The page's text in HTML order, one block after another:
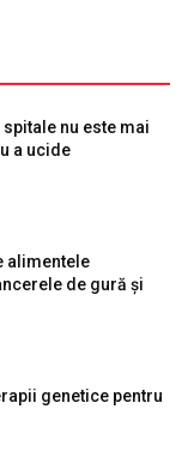
nu este mai
a ucide
alimentele
de gură și
genetice pentru